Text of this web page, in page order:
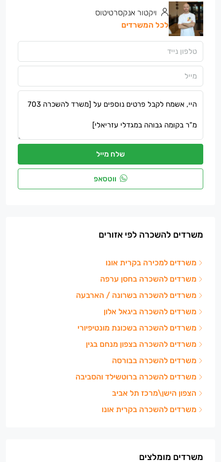
ויקטור אנקסרטיטוס
לכל המשרדים
שלח מייל
ווטסאפ
משרדים להשכרה לפי אזורים
משרדים למכירה בקרית אונו
משרדים להשכרה בחסן ערפה
משרדים להשכרה בשרונה / הארבעה
משרדים להשכרה ביגאל אלון
משרדים להשכרה בשכונת מונטיפיורי
משרדים להשכרה בצפון מנחם בגין
משרדים להשכרה בבורסה
משרדים להשכרה ברוטשילד והסביבה
הצפון הישן\מרכז תל אביב
משרדים להשכרה בקרית אונו
משרדים מומלצים